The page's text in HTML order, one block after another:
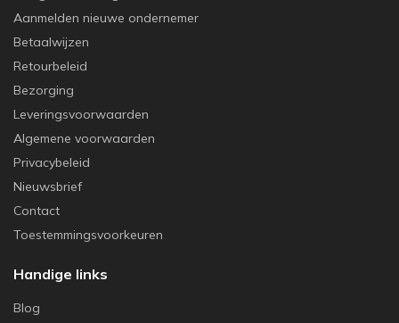
Aanmelden nieuwe ondernemer
Betaalwijzen
Retourbeleid
Bezorging
Leveringsvoorwaarden
Algemene voorwaarden
Privacybeleid
Nieuwsbrief
Contact
Toestemmingsvoorkeuren
Handige links
Blog